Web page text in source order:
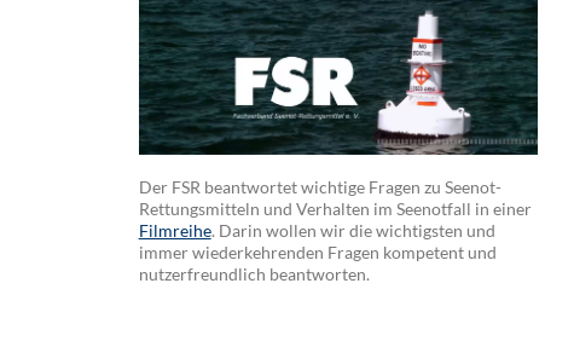
Der FSR beantwortet wichtige Fragen zu Seenot-
Rettungsmitteln und Verhalten im Seenotfall in einer
Filmreihe. Darin wollen wir die wichtigsten und
immer wiederkehrenden Fragen kompetent und
nutzerfreundlich beantworten.